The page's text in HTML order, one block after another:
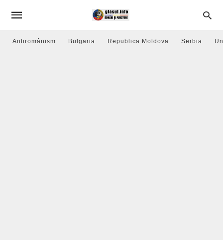
Antiromânism Bulgaria Republica Moldova Serbia